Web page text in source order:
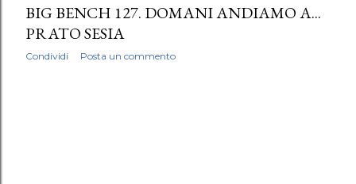
BIG BENCH 127. DOMANI ANDIAMO A...
PRATO SESIA
Condividi Posta un commento